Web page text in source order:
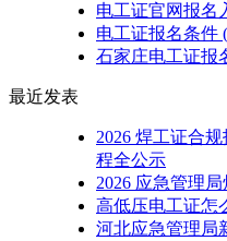
电工证官网报名
电工证报名条件
石家庄电工证报
最近发表
2026 焊工证合
程全公示
2026 应急管理
高低压电工证怎
河北应急管理局